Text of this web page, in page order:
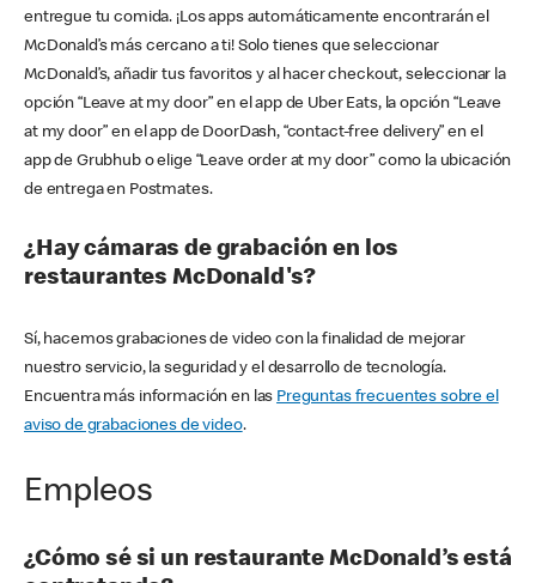
entregue tu comida. ¡Los apps automáticamente encontrarán el
McDonald’s más cercano a ti! Solo tienes que seleccionar
McDonald’s, añadir tus favoritos y al hacer checkout, seleccionar la
opción “Leave at my door” en el app de Uber Eats, la opción “Leave
at my door” en el app de DoorDash, “contact-free delivery” en el
app de Grubhub o elige “Leave order at my door” como la ubicación
de entrega en Postmates.
¿Hay cámaras de grabación en los
restaurantes McDonald's?
Sí, hacemos grabaciones de video con la finalidad de mejorar
nuestro servicio, la seguridad y el desarrollo de tecnología.
Encuentra más información en las Preguntas frecuentes sobre el
aviso de grabaciones de video.
Empleos
¿Cómo sé si un restaurante McDonald’s está